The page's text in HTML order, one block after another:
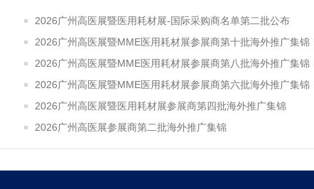
2026广州高医展暨医用耗材展-国际采购商名单第二批公布
2026广州高医展暨MME医用耗材展参展商第十批海外推广集锦
2026广州高医展暨MME医用耗材展参展商第八批海外推广集锦
2026广州高医展暨MME医用耗材展参展商第六批海外推广集锦
2026广州高医展暨医用耗材展参展商第四批海外推广集锦
2026广州高医展参展商第二批海外推广集锦